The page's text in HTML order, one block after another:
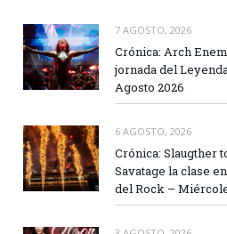
7 AGOSTO, 2026
Crónica: Arch
jornada del
Agosto 2026
6 AGOSTO, 2026
Crónica: Slaugther
Savatage la clase
del Rock –